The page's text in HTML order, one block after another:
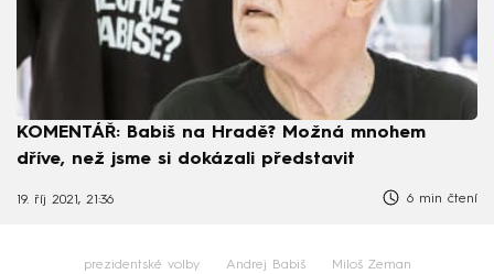
KOMENTÁŘ: Babiš na Hradě? Možná mnohem
dříve, než jsme si dokázali představit
19. říj 2021, 21:36 6 min čtení
prezidentské volby Andrej Babiš Miloš Zeman